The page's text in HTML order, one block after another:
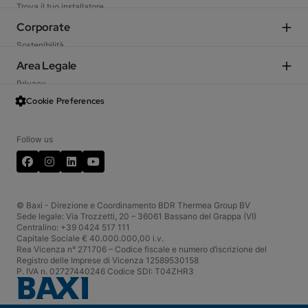
Ventilazione meccanica
Climatizzatori
Sistemi solari
Scaldacqua e serbatoi
Trova il tuo installatore
Scegli il Centro di Assistenza Tecnica
Preventivatore
Ekanban Portale fornitori
Baxi Shop
CRM Portale Agenzie
FAQ
Corporate
Sostenibilità
Azienda
Incentivi fiscali
Garanzia
InBaxi - Portale Aziendale
Servizio Clienti
Area Legale
Privacy
Data Act
Cookies
Codice etico
Cookie Preferences
Follow us
Facebook
LinkedIn
YouTube
© Baxi - Direzione e Coordinamento BDR Thermea Group BV
Sede legale: Via Trozzetti, 20 – 36061 Bassano del Grappa (VI)
Centralino: +39 0424 517 111
Capitale Sociale € 40.000.000,00 i.v.
Rea Vicenza n° 271706 – Codice fiscale e numero d’iscrizione del
Registro delle Imprese di Vicenza 12589530158
P. IVA n. 02727440246 Codice SDI: T04ZHR3